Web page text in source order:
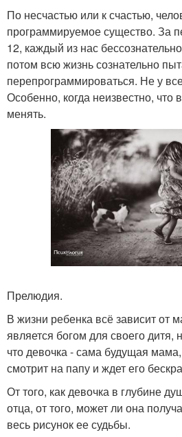
По несчастью или к счастью,
программируемое существо. За
12, каждый из нас
потом всю жизнь сознательно
перепрограммироваться. Не у
Особенно, когда неизвестно, что
менять.
Прелюдия.
В жизни ребенка всё зависит от
является богом для своего дитя,
что девочка - сама будущая
смотрит на папу и ждет его
От того, как девочка в глубине
отца, от того, может ли она
весь рисунок ее судьбы.